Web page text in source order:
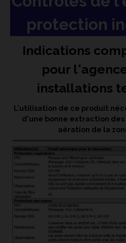
protection
Indications
pour
installations
L'utilisation de ce produit
d'une bonne extraction
aération de la